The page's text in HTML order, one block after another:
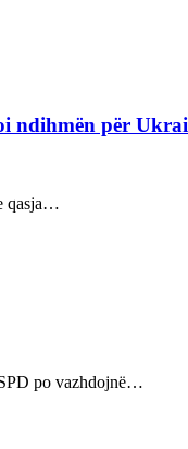
ndihmën për
qasja…
po vazhdojnë…